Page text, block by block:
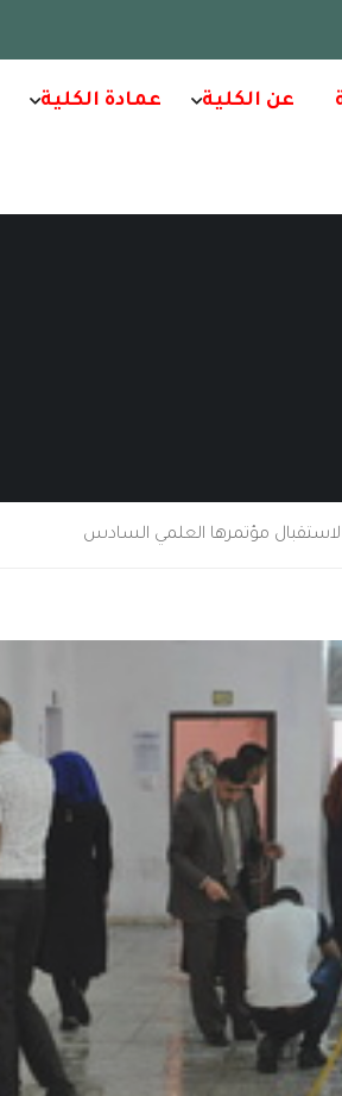
عن الكلية عمادة الكلية
مؤتمرها العلمي السادس